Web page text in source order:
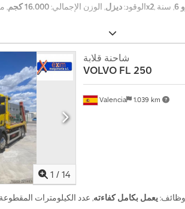
الوقود:ديزل, الوزن الإجمالي:16.000 كجم , 4x2 , سنة
1 / 14
Valencia 1.039 km
شاحنة قلابة
VOLVO FL 250
يعمل بكامل كفاءته, عدد الكيلومترات
ل